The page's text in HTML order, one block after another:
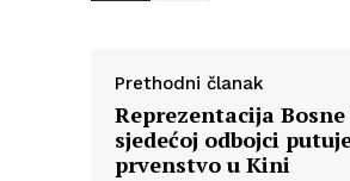
Prethodni članak
Reprezentacija
sjedećoj odbojci
prvenstvo u Kini